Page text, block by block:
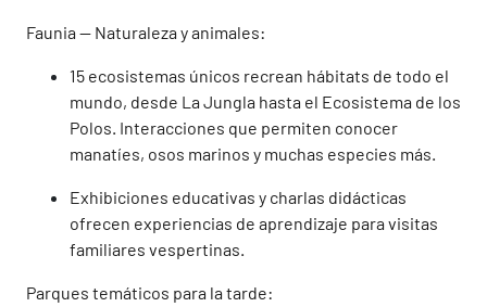
Faunia — Naturaleza y animales:
15 ecosistemas únicos recrean hábitats de todo el
mundo, desde La Jungla hasta el Ecosistema de los
Polos. Interacciones que permiten conocer
manatíes, osos marinos y muchas especies más.
Exhibiciones educativas y charlas didácticas
ofrecen experiencias de aprendizaje para visitas
familiares vespertinas.
Parques temáticos para la tarde: